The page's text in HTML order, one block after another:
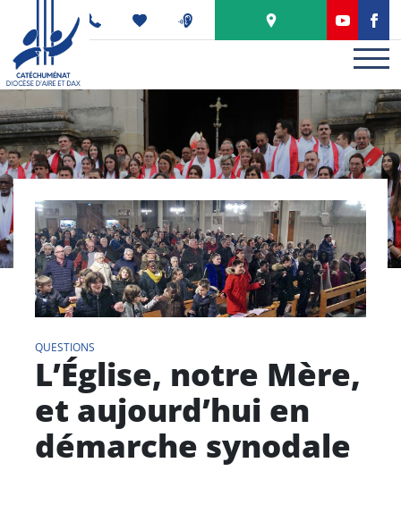
QUESTIONS
L’Église, notre Mère,
et aujourd’hui en
démarche synodale
Panneau de gestion des cookies